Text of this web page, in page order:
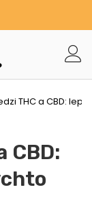
g 🍉!
✨
KAŽDÝCH 100
g 🍉!
KAŽDÝCH 100
THC a CBD:
CBD: